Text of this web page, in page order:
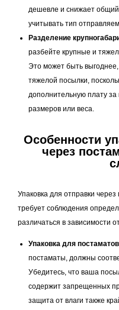
дешевле и снижает
учитывать тип
Разделение
разбейте крупные и
Это может быть
тяжелой посылки,
дополнительную плату
размеров или веса.
Особенности
через
Упаковка для отправки
требует соблюдения
различаться в зависимости
Упаковка для
постаматы, должны
Убедитесь, что ваша
содержит запрещенных
защита от влаги также